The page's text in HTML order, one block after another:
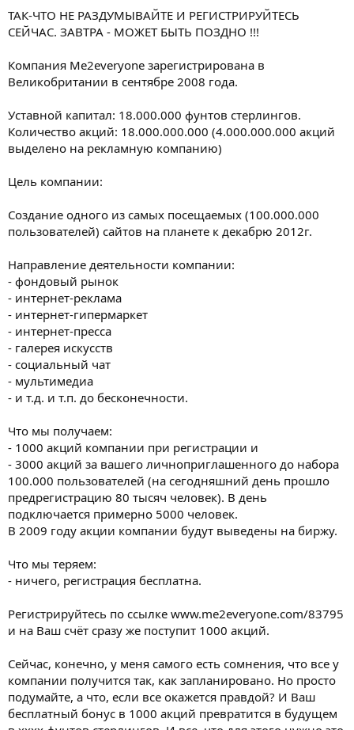
ТАК-ЧТО НЕ РАЗДУМЫВАЙТЕ И РЕГИСТРИРУЙТЕСЬ
СЕЙЧАС. ЗАВТРА - МОЖЕТ БЫТЬ ПОЗДНО !!!
Компания Me2everyone зарегистрирована в
Великобритании в сентябре 2008 года.
Уставной капитал: 18.000.000 фунтов стерлингов.
Количество акций: 18.000.000.000 (4.000.000.000 акций
выделено на рекламную компанию)
Цель компании:
Создание одного из самых посещаемых (100.000.000
пользователей) сайтов на планете к декабрю 2012г.
Направление деятельности компании:
- фондовый рынок
- интернет-реклама
- интернет-гипермаркет
- интернет-пресса
- галерея искусств
- социальный чат
- мультимедиа
- и т.д. и т.п. до бесконечности.
Что мы получаем:
- 1000 акций компании при регистрации и
- 3000 акций за вашего личноприглашенного до набора
100.000 пользователей (на сегодняшний день прошло
предрегистрацию 80 тысяч человек). В день
подключается примерно 5000 человек.
В 2009 году акции компании будут выведены на биржу.
Что мы теряем:
- ничего, регистрация бесплатна.
Регистрируйтесь по ссылке www.me2everyone.com/83795
и на Ваш счёт сразу же поступит 1000 акций.
Сейчас, конечно, у меня самого есть сомнения, что все у
компании получится так, как запланировано. Но просто
подумайте, а что, если все окажется правдой? И Ваш
бесплатный бонус в 1000 акций превратится в будущем